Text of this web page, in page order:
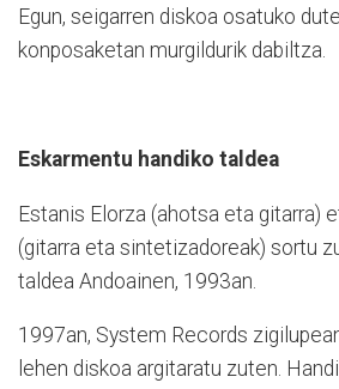
Egun, seigarren diskoa osatuko
konposaketan murgildurik dabiltza.
Eskarmentu handiko taldea
Estanis Elorza (ahotsa eta gitarra)
(gitarra eta sintetizadoreak) sortu
taldea Andoainen, 1993an.
1997an, System Records
lehen diskoa argitaratu zuten.